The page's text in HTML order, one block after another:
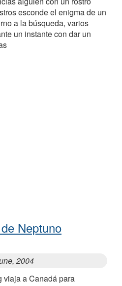
esconde el enigma de un
a la búsqueda, varios
un instante con dar un
Neptuno
2004
viaja a Canadá para